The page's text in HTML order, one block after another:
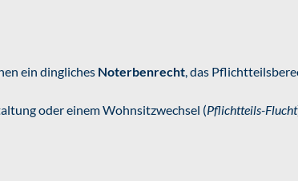
ein dingliches Noterbenrecht, das
oder einem Wohnsitzwechsel (Pflichtteils-Flucht